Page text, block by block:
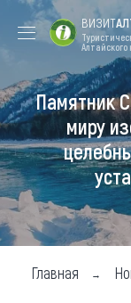
Форум VISIT
ALTAI
Туры
Где
Чем
Где
ВИЗИТ
Алтайского
Памятник
миру
Главная